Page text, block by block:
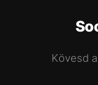
Kövesd